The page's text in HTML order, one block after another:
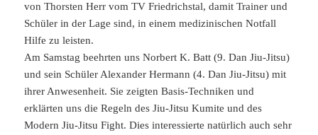
von Thorsten Herr vom TV Friedrichstal, damit Trainer und
Schüler in der Lage sind, in einem medizinischen Notfall
Hilfe zu leisten.
Am Samstag beehrten uns Norbert K. Batt (9. Dan Jiu-Jitsu)
und sein Schüler Alexander Hermann (4. Dan Jiu-Jitsu) mit
ihrer Anwesenheit. Sie zeigten Basis-Techniken und
erklärten uns die Regeln des Jiu-Jitsu Kumite und des
Modern Jiu-Jitsu Fight. Dies interessierte natürlich auch sehr